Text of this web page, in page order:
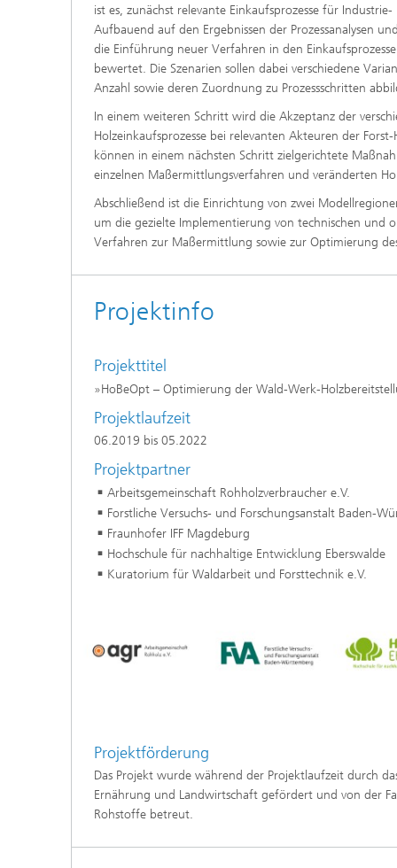
ist es, zunächst relevante Einkaufsprozesse für
Aufbauend auf den Ergebnissen der Prozessanalysen
die Einführung neuer Verfahren in den
bewertet. Die Szenarien sollen dabei verschiedene
Anzahl sowie deren Zuordnung zu Prozessschritten
In einem weiteren Schritt wird die Akzeptanz der
Holzeinkaufsprozesse bei relevanten Akteuren der
können in einem nächsten Schritt zielgerichtete
einzelnen Maßermittlungsverfahren und veränderten
Abschließend ist die Einrichtung von zwei
um die gezielte Implementierung von technischen und
Verfahren zur Maßermittlung sowie zur Optimierung
Projektinfo
Projekttitel
»HoBeOpt – Optimierung der Wald-Werk-
Projektlaufzeit
06.2019 bis 05.2022
Projektpartner
Arbeitsgemeinschaft Rohholzverbraucher e.V.
Forstliche Versuchs- und Forschungsanstalt Baden-
Fraunhofer IFF Magdeburg
Hochschule für nachhaltige Entwicklung Eberswalde
Kuratorium für Waldarbeit und Forsttechnik e.V.
Projektförderung
Das Projekt wurde während der Projektlaufzeit durch
Ernährung und Landwirtschaft gefördert und von der
Rohstoffe betreut.